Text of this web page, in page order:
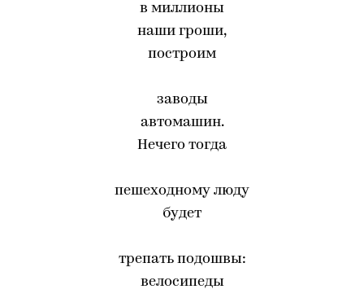
в миллионы
наши гроши,
построим
заводы
автомашин.
Нечего тогда
пешеходному люду
будет
трепать подошвы:
велосипеды